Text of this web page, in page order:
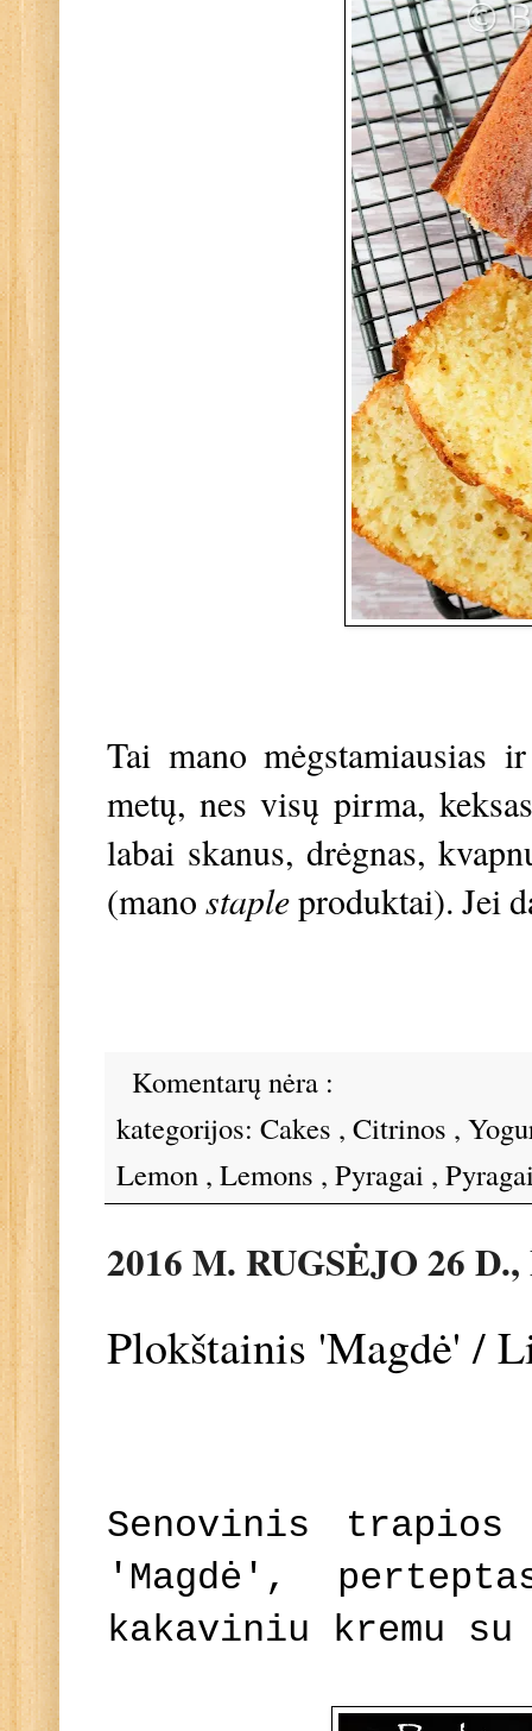
Tai mano mėgstamiausias
metų, nes visų pirma,
labai skanus, drėgnas,
(mano stapleproduktai). Jei
Komentarų nėra :
kategorijos: Cakes , Citrinos ,
Lemon , Lemons , Pyragai ,
2016 M. RUGSĖJO 26
Plokštainis 'Magdė' /
Senovinis
'Magdė',
kakaviniu kremu